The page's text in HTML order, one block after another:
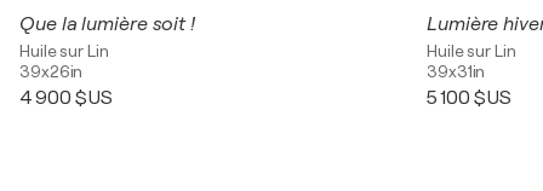
Que la lumière soit !
Huile sur Lin
39x26in
4 900 $US
Lumière
Huile sur Lin
39x31in
5 100 $US